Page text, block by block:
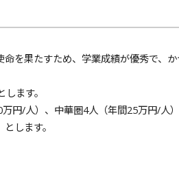
を果たすため、学業成績が優秀で、
ます。
円/人）、中華圏4人（年間25万円/人
します。